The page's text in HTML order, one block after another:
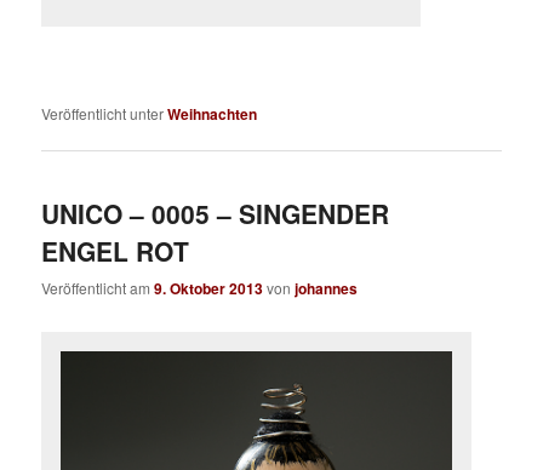
Veröffentlicht unterWeihnachten
UNICO – 0005 – SINGENDER
ENGEL ROT
Veröffentlicht am9. Oktober 2013vonjohannes